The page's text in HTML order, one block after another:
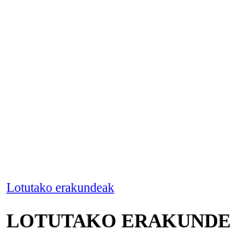
Lotutako erakundeak
LOTUTAKO